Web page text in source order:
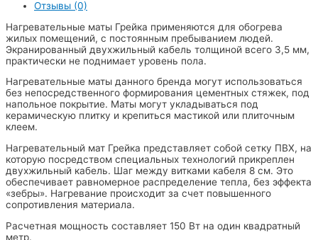
Отзывы (0)
Нагревательные маты Грейка применяются для обогрева
жилых помещений, с постоянным пребыванием людей.
Экранированный двухжильный кабель толщиной всего 3,5 мм,
практически не поднимает уровень пола.
Нагревательные маты данного бренда могут использоваться
без непосредственного формирования цементных стяжек, под
напольное покрытие. Маты могут укладываться под
керамическую плитку и крепиться мастикой или плиточным
клеем.
Нагревательный мат Грейка представляет собой сетку ПВХ, на
которую посредством специальных технологий прикреплен
двухжильный кабель. Шаг между витками кабеля 8 см. Это
обеспечивает равномерное распределение тепла, без эффекта
«зебры». Нагревание происходит за счет повышенного
сопротивления материала.
Расчетная мощность составляет 150 Вт на один квадратный
метр.